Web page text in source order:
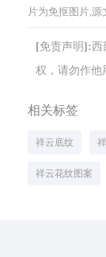
片为免抠图片,源
[免责声明]:西
权，请勿作他
相关标签
祥云底纹
祥云花纹图案